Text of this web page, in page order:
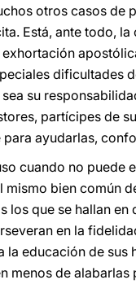
otros casos de
Está, ante todo,
dificultades
su
partícipes de
ayudarlas,
cuando no puede
mismo bien común
los que se hallan
en la
la educación de sus
menos de